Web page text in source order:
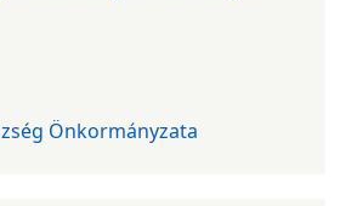
Önkormányzata